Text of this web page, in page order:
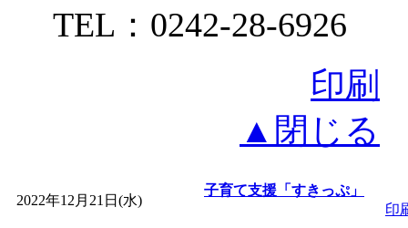
TEL：0242-28-6926
印刷
▲閉じる
2022年12月21日(水)
子育て支援「すきっぷ」
印